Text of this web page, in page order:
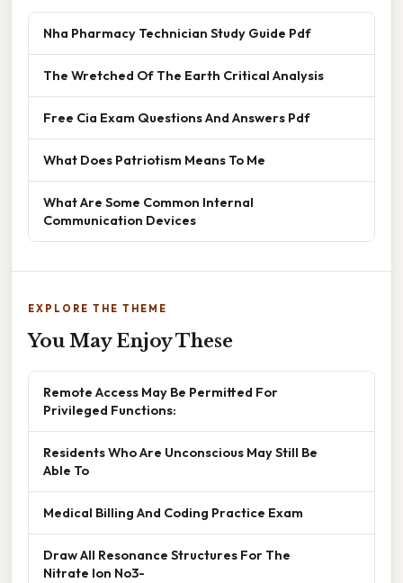
Nha Pharmacy Technician Study Guide Pdf
The Wretched Of The Earth Critical Analysis
Free Cia Exam Questions And Answers Pdf
What Does Patriotism Means To Me
What Are Some Common Internal
Communication Devices
EXPLORE THE THEME
You May Enjoy These
Remote Access May Be Permitted For
Privileged Functions:
Residents Who Are Unconscious May Still Be
Able To
Medical Billing And Coding Practice Exam
Draw All Resonance Structures For The
Nitrate Ion No3-